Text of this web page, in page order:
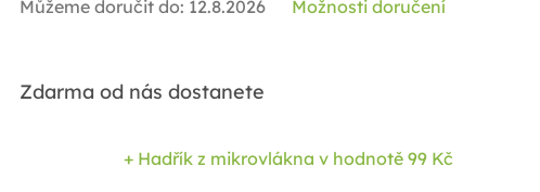
Můžeme doručit do: 12.8.2026 Možnosti doručení
Zdarma od nás dostanete
+ Hadřík z mikrovlákna v hodnotě 99 Kč